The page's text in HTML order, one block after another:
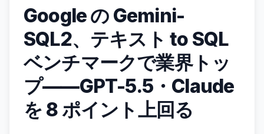
Google の Gemini-
SQL2、テキスト to SQL
ベンチマークで業界トッ
プ——GPT-5.5・Claude
を 8 ポイント上回る